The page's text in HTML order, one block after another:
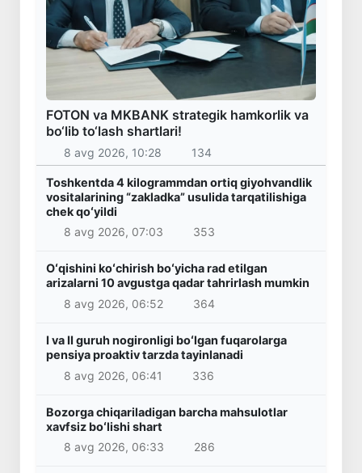
FOTON va MKBANK strategik hamkorlik va
bo‘lib to‘lash shartlari!
8 avg 2026, 10:28 134
Toshkentda 4 kilogrammdan ortiq giyohvandlik
vositalarining “zakladka” usulida tarqatilishiga
chek qoʻyildi
8 avg 2026, 07:03
353
Oʻqishini koʻchirish boʻyicha rad etilgan
arizalarni 10 avgustga qadar tahrirlash mumkin
8 avg 2026, 06:52
364
I va II guruh nogironligi boʻlgan fuqarolarga
pensiya proaktiv tarzda tayinlanadi
8 avg 2026, 06:41
336
Bozorga chiqariladigan barcha mahsulotlar
xavfsiz boʻlishi shart
8 avg 2026, 06:33
286